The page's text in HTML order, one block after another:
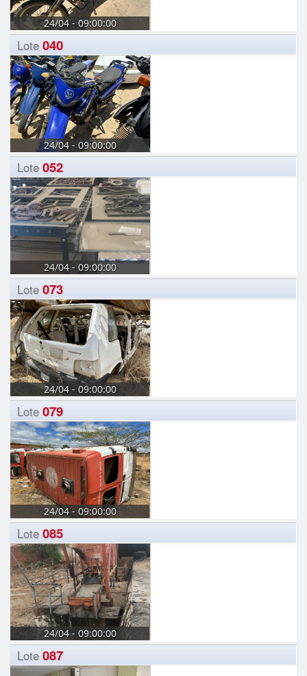
24/04 - 09:00:00
Lote 040
24/04 - 09:00:00
Lote 052
24/04 - 09:00:00
Lote 073
24/04 - 09:00:00
Lote 079
24/04 - 09:00:00
Lote 085
24/04 - 09:00:00
Lote 087